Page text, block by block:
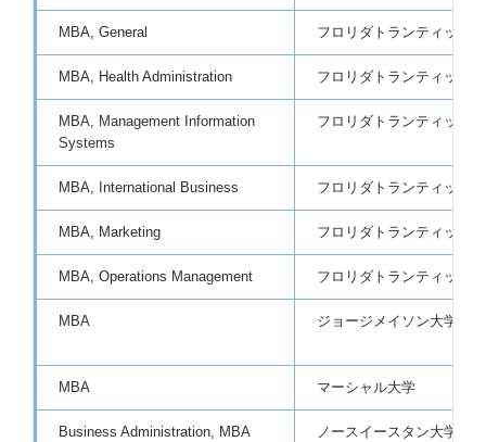
MBA, General フロリダトランティック
MBA, Health Administration フロリダトランティック
MBA, Management Information
Systems
フロリダトランティック
MBA, International Business フロリダトランティック
MBA, Marketing フロリダトランティック
MBA, Operations Management フロリダトランティック
MBA ジョージメイソン大学
MBA マーシャル大学
Business Administration, MBA ノースイースタン大学